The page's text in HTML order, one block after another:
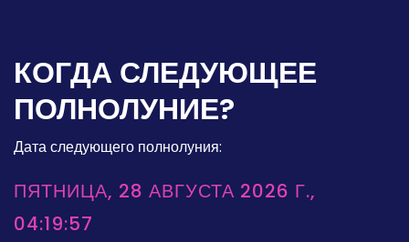
КОГДА СЛЕДУЮЩЕЕ
ПОЛНОЛУНИЕ?
Дата следующего полнолуния:
ПЯТНИЦА, 28 АВГУСТА 2026 Г.,
04:19:57